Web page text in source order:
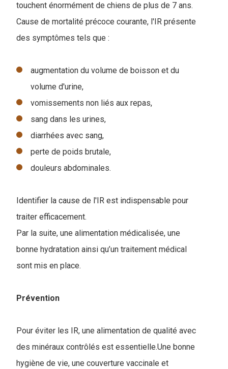
touchent énormément de chiens de plus de 7 ans.
Cause de mortalité précoce courante, l'IR présente
des symptômes tels que :
augmentation du volume de boisson et du
volume d'urine,
vomissements non liés aux repas,
sang dans les urines,
diarrhées avec sang,
perte de poids brutale,
douleurs abdominales.
Identifier la cause de l'IR est indispensable pour
traiter efficacement.
Par la suite, une alimentation médicalisée, une
bonne hydratation ainsi qu’un traitement médical
sont mis en place.
Prévention
Pour éviter les IR, une alimentation de qualité avec
des minéraux contrôlés est essentielle.Une bonne
hygiène de vie, une couverture vaccinale et